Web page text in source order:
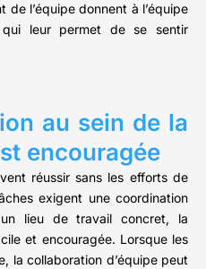
l’équipe donnent à l’équipe
leur permet de se sentir
au sein de la
encouragée
réussir sans les efforts de
exigent une coordination
lieu de travail concret, la
et encouragée. Lorsque les
la collaboration d’équipe peut